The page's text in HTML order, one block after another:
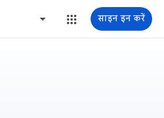
साइन इन करें